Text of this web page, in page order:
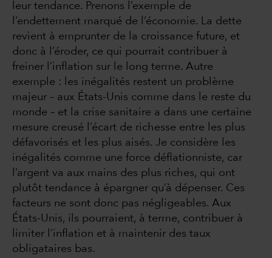
leur tendance. Prenons l’exemple de
l’endettement marqué de l’économie. La dette
revient à emprunter de la croissance future, et
donc à l’éroder, ce qui pourrait contribuer à
freiner l’inflation sur le long terme. Autre
exemple : les inégalités restent un problème
majeur – aux États-Unis comme dans le reste du
monde – et la crise sanitaire a dans une certaine
mesure creusé l’écart de richesse entre les plus
défavorisés et les plus aisés. Je considère les
inégalités comme une force déflationniste, car
l’argent va aux mains des plus riches, qui ont
plutôt tendance à épargner qu’à dépenser. Ces
facteurs ne sont donc pas négligeables. Aux
États-Unis, ils pourraient, à terme, contribuer à
limiter l’inflation et à maintenir des taux
obligataires bas.